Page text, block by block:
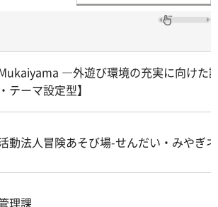
―外遊び環境の充実に向けた
テーマ設定型】
動法人冒険あそび場-せんだい・みやぎ
理課